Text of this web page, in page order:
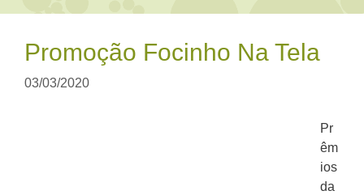
Promoção Focinho Na Tela
03/03/2020
Pr
êm
ios
da